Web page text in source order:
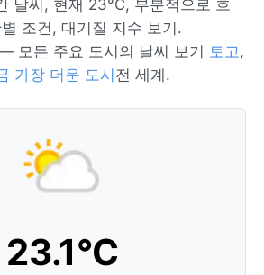
날씨, 현재 23°C, 부분적으로 흐
조건, 대기질 지수 보기.
모든 주요 도시의 날씨 보기 토고,
가장 더운 도시 전 세계.
23.1°C